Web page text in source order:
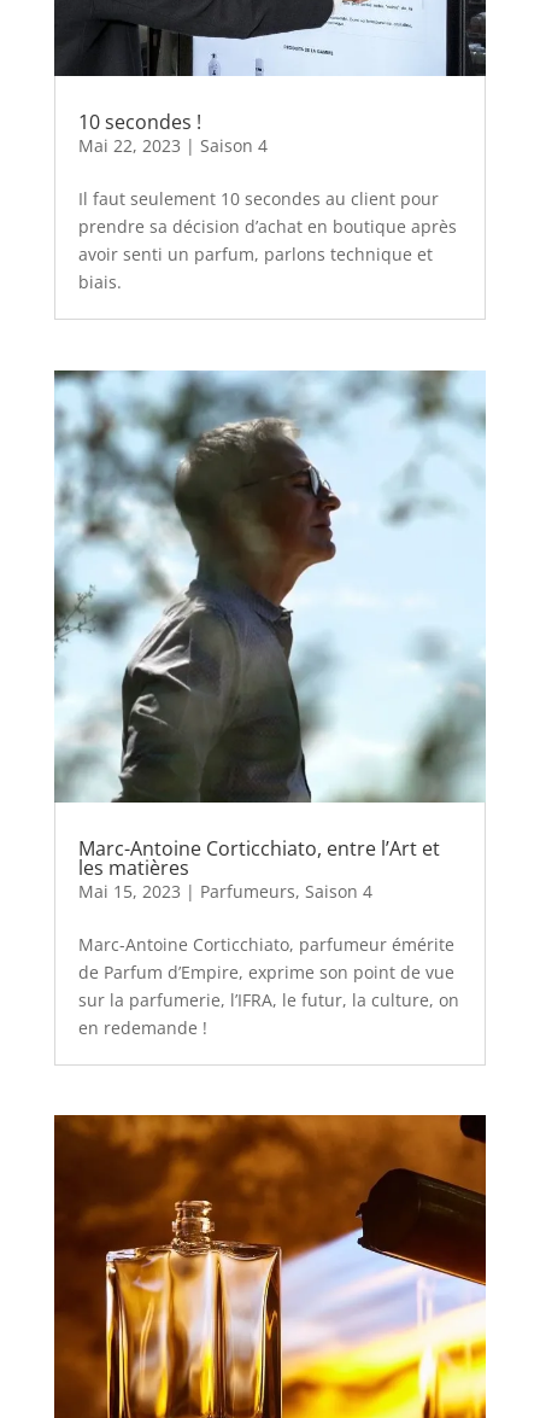
10 secondes !
Mai 22, 2023 | Saison 4
Il faut seulement 10 secondes au client pour
prendre sa décision d’achat en boutique après
avoir senti un parfum, parlons technique et
biais.
Marc-Antoine Corticchiato, entre l’Art et
les matières
Mai 15, 2023 | Parfumeurs, Saison 4
Marc-Antoine Corticchiato, parfumeur émérite
de Parfum d’Empire, exprime son point de vue
sur la parfumerie, l’IFRA, le futur, la culture, on
en redemande !